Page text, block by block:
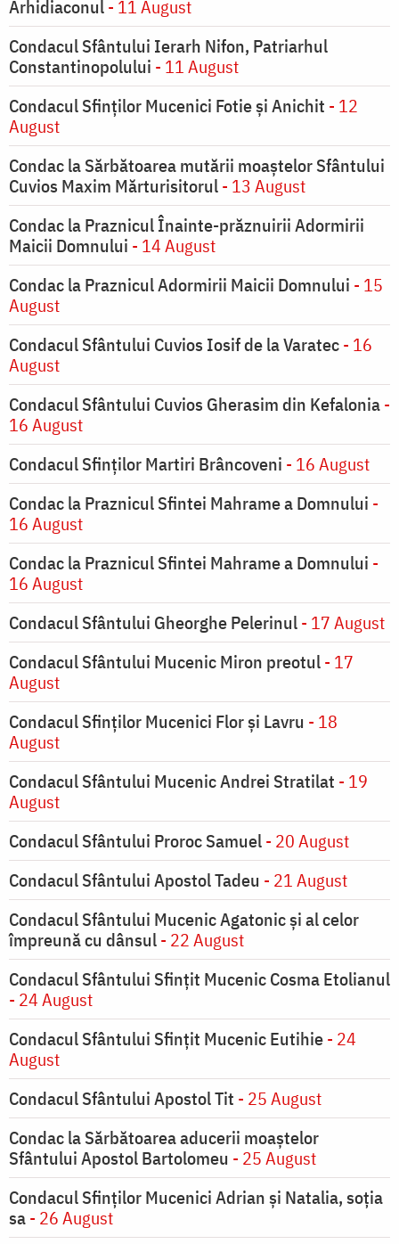
Arhidiaconul- 11 August
Condacul Sfântului Ierarh Nifon, Patriarhul
Constantinopolului - 11 August
Condacul Sfinţilor Mucenici Fotie şi Anichit - 12
August
Condac la Sărbătoarea mutării moaştelor Sfântului
Cuvios Maxim Mărturisitorul- 13 August
Condac la Praznicul Înainte-prăznuirii Adormirii
Maicii Domnului - 14 August
Condac la Praznicul Adormirii Maicii Domnului - 15
August
Condacul Sfântului Cuvios Iosif de la Varatec- 16
August
Condacul Sfântului Cuvios Gherasim din Kefalonia-
16 August
Condacul Sfinților Martiri Brâncoveni - 16 August
Condac la Praznicul Sfintei Mahrame a Domnului -
16 August
Condac la Praznicul Sfintei Mahrame a Domnului -
16 August
Condacul Sfântului Gheorghe Pelerinul- 17 August
Condacul Sfântului Mucenic Miron preotul- 17
August
Condacul Sfinţilor Mucenici Flor şi Lavru - 18
August
Condacul Sfântului Mucenic Andrei Stratilat - 19
August
Condacul Sfântului Proroc Samuel- 20 August
Condacul Sfântului Apostol Tadeu - 21 August
Condacul Sfântului Mucenic Agatonic şi al celor
împreună cu dânsul- 22 August
Condacul Sfântului Sfinţit Mucenic Cosma Etolianul
- 24 August
Condacul Sfântului Sfinţit Mucenic Eutihie- 24
August
Condacul Sfântului Apostol Tit - 25 August
Condac la Sărbătoarea aducerii moaştelor
Sfântului Apostol Bartolomeu - 25 August
Condacul Sfinţilor Mucenici Adrian şi Natalia, soţia
sa- 26 August